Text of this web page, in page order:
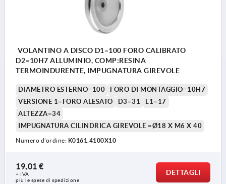
VOLANTINO A DISCO D1=100 FORO CALIBRATO
D2=10H7 ALLUMINIO, COMP:RESINA
TERMOINDURENTE, IMPUGNATURA GIREVOLE
DIAMETRO ESTERNO=100
FORO DI MONTAGGIO=10H7
VERSIONE 1=FORO ALESATO
D3=31
L1=17
ALTEZZA=34
IMPUGNATURA CILINDRICA GIREVOLE =Ø18 X M6 X 40
Numero d’ordine: K0161.4100X10
19,01 €
+ IVA
più le spese di spedizione
DETTAGLI